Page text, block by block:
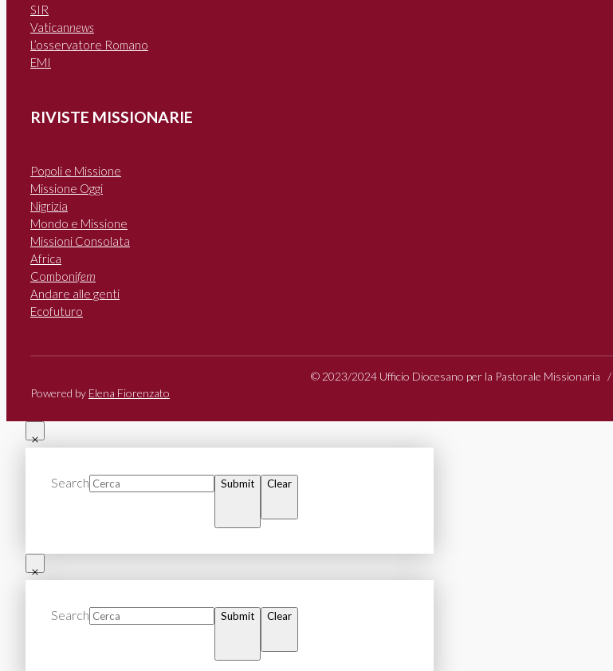
SIR
Vaticannews
L’osservatore Romano
EMI
RIVISTE MISSIONARIE
Popoli e Missione
Missione Oggi
Nigrizia
Mondo e Missione
Missioni Consolata
Africa
Combonifem
Andare alle genti
Ecofuturo
© 2023/2024 Ufficio Diocesano per la Pastorale Missionaria /
Powered by Elena Fiorenzato
Search Submit Clear
Search Submit Clear